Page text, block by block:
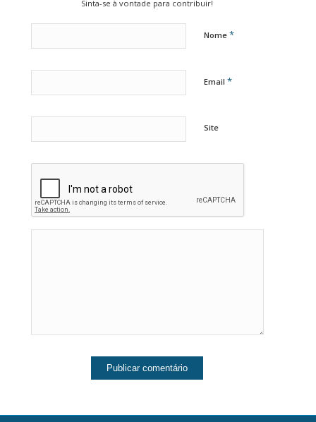
Sinta-se à vontade para contribuir!
Nome *
Email *
Site